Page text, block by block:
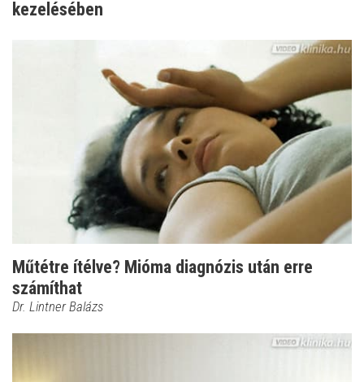
kezelésében
Műtétre ítélve? Mióma diagnózis után erre
számíthat
Dr. Lintner Balázs